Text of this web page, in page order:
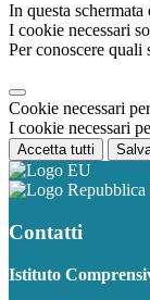
In questa
I cookie necessari
Per conoscere quali
Cookie necessari
I cookie necessari
Accetta tutti
Contatti
Istituto